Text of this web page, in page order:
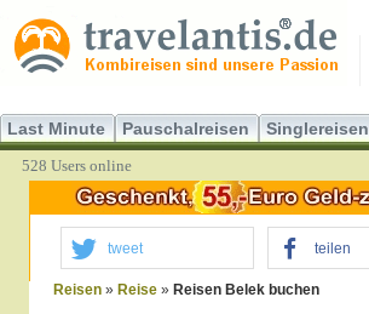
Last Minute Pauschalreisen Singlereisen
528 Users online
tweet teilen
Reisen » Reise » Reisen Belek buchen